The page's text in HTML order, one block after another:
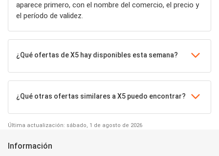
aparece primero, con el nombre del comercio, el precio y
el período de validez.
¿Qué ofertas de X5 hay disponibles esta semana?
¿Qué otras ofertas similares a X5 puedo encontrar?
Última actualización: sábado, 1 de agosto de 2026
Información